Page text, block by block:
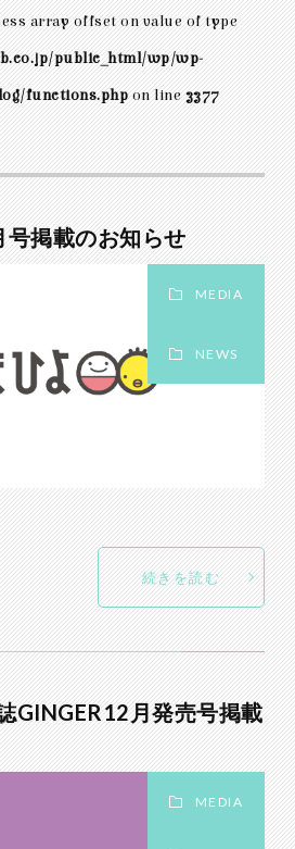
array offset on value of type
public_html/wp/wp-
functions.phpon line3377
掲載のお知らせ
MEDIA
NEWS
続きを読む
GINGER12月発売号掲載
MEDIA